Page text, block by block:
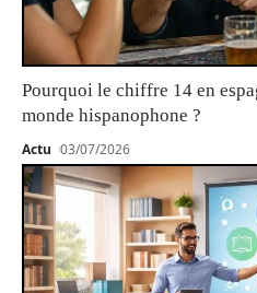
Pourquoi le chiffre 14 en
monde hispanophone ?
Actu 03/07/2026